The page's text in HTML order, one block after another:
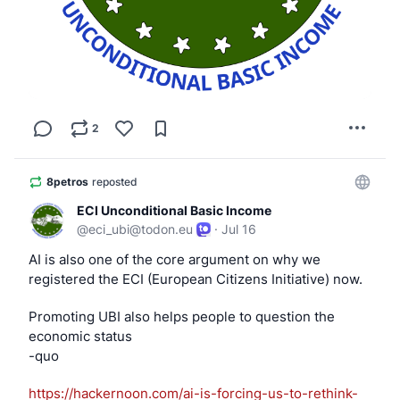
# Prevent interactive prompts during
ENV DEBIAN_FRONTEND=noninteractive
RUN apt-get update && apt-get upgrade -y
    make \
    git \
    gdb \
    valgrind \
    sudo \
    && rm -rf /var/lib/apt/lists/*
# Link system compiler targets explicitly to
RUN update-alternatives --install /usr/bin/
2
8petros reposted
ECI Unconditional Basic Income
@eci_ubi@todon.eu · Jul 16
AI is also one of the core argument on why we
registered the ECI (European Citizens Initiative) now.
Promoting UBI also helps people to question the
economic status
-quo
https://hackernoon.com/ai-is-forcing-us-to-rethink-